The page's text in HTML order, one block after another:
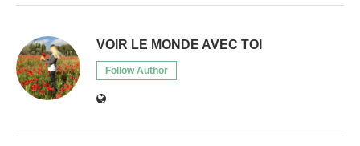
VOIR LE MONDE AVEC TOI
Follow Author